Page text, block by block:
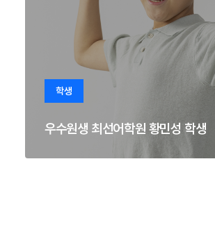
학생
우수원생 최선어학원 황민성 학생